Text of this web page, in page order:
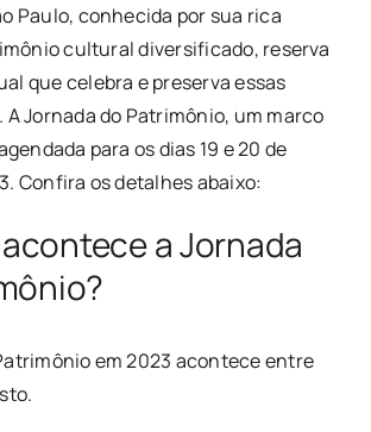
Paulo, conhecida por sua rica
cultural diversificado, reserva
que celebra e preserva essas
A Jornada do Patrimônio, um marco
para os dias 19 e 20 de
Confira os detalhes abaixo:
a Jornada
em 2023 acontece entre